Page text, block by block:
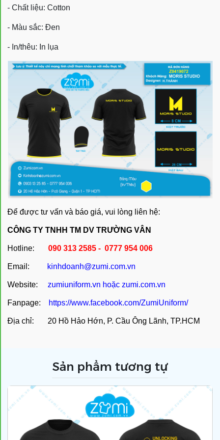
- Chất liệu: Cotton
- Màu sắc: Đen
- In/thêu: In lụa
Để được tư vấn và báo giá, vui lòng liên hệ:
CÔNG TY TNHH TM DV TRƯỜNG VÂN
Hotline: 090 313 2585 - 0777 954 006
Email: kinhdoanh@zumi.com.vn
Website: zumiuniform.vn hoặc zumi.com.vn
Fanpage: https://www.facebook.com/ZumiUniform/
Địa chỉ: 20 Hồ Hảo Hớn, P. Cầu Ông Lãnh, TP.HCM
Sản phẩm tương tự